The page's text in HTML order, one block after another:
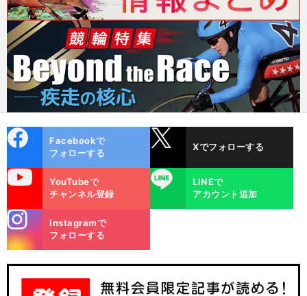
ok
Facebookで
フォローする
Xでフォローする
YouTubeで
チャンネル登録
LINE
LINEで
アカウント追加
m
Instagramで
フォローする